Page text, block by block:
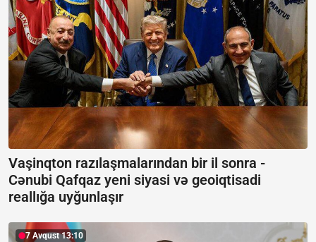
Vaşinqton razılaşmalarından bir il sonra -
Cənubi Qafqaz yeni siyasi və geoiqtisadi
reallığa uyğunlaşır
7 Avqust 13:10